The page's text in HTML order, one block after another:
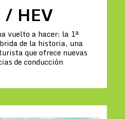
/ HEV
vuelto a hacer: la 1ª
de la historia, una
que ofrece nuevas
de conducción